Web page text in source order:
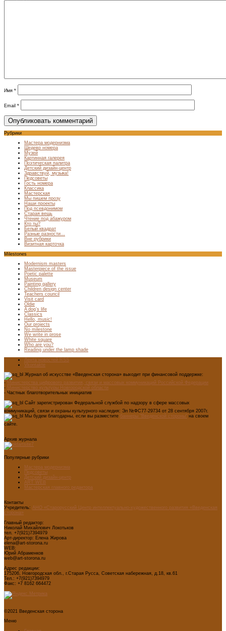
Имя *
Email *
Рубрики
Мастера модернизма
Шедевр номера
Музей
Картинная галерея
Поэтическая палитра
Детский дизайн-центр
Здравствуй, музыка!
Педсоветы
Гость номера
Классика
Мастерская
Мы пишем прозу
Наши проекты
Под псевдонимом
Старая вещь
Чтение под абажуром
Кто ты?
Белый квадрат
Разные разности…
Вне рубрики
Визитная карточка
Milestones
Modernism masters
Masterpiece of the issue
Poetic palette
Museum
Painting gallery
Children design center
Teachers council
Visit card
Oldie
A dog’s life
Classics
Hello, music!
Our projects
No milestone
We write in prose
White square
Who are you?
Reading under the lamp shade
Лента новостей RSS
Vkontakte
Журнал об искусстве «Введенская сторона» выходит при финансовой поддержке:
- Министерства цифрового развития, связи и массовых коммуникаций Российской Федерации
- Министерство культуры Новгородской области
- Частных благотворительных инициатив
Сайт зарегистрирован Федеральной службой по надзору в сфере массовых
коммуникаций, связи и охраны культурного наследия: Эл №ФС77-29734 от 28 сентября 2007г.
Мы будем благодарны, если вы разместите баннеры "Введенской стороны" на своем
сайте.
Архив журнала
Популярные рубрики
Мастера модернизма
Педсоветы
Детский дизайн-центр
ART WEB
Мастерская главного редактора
Контакты
Учредитель: АНО «Старорусский Центр интеллектуально-художественного развития «Введенская
сторона»
Главный редактор:
Николай Михайлович Локотьков
тел. +7(921)7394979
Арт-директор: Елена Жирова
elena@art-storona.ru
WEB:
Юрий Абраменков
web@art-storona.ru
Адрес редакции:
175206, Новгородская обл., г.Старая Русса, Советская набережная, д.18, кв.61
Тел.: +7(921)7394979
Факс: +7 8162 664472
©2021 Введенская сторона
Меню